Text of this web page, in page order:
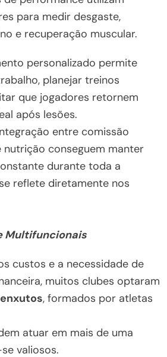
para medir desgaste,
e recuperação muscular.
personalizado permite
planejar treinos
que jogadores retornem
após lesões.
entre comissão
nutrição conseguem manter
durante toda a
reflete diretamente nos
Multifuncionais
custos e a necessidade de
muitos clubes optaram
, formados por atletas
atuar em mais de uma
valiosos.